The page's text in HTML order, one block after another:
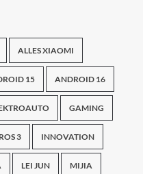
ALLES XIAOMI
15 ANDROID 16
GAMING
3 INNOVATION
LEI JUN MIJIA